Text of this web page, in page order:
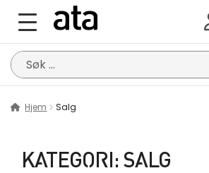
Søk
etter:
Hjem Salg
KATEGORI: SALG